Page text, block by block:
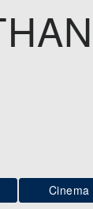
Cinema